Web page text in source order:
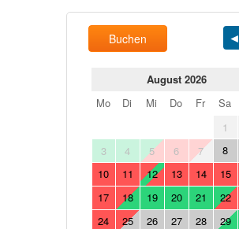
Buchen
August 2026
Mo
Di Mi Do Fr Sa
1
3
4 5 6 7 8
10
11 12 13 14 15
17
18 19 20 21 22
24
25 26 27 28 29